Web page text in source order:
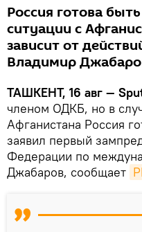
Россия готова
ситуации с
зависит от
Владимир
ТАШКЕНТ, 16 авг —
членом ОДКБ, но в
Афганистана Россия
заявил первый
Федерации по
Джабаров, сообщает